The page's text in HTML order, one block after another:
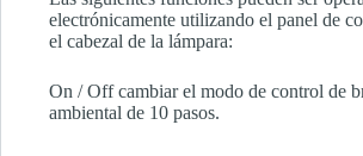
electrónicamente utilizando el panel de
el cabezal de la lámpara:
On / Off cambiar el modo de control de
ambiental de 10 pasos.